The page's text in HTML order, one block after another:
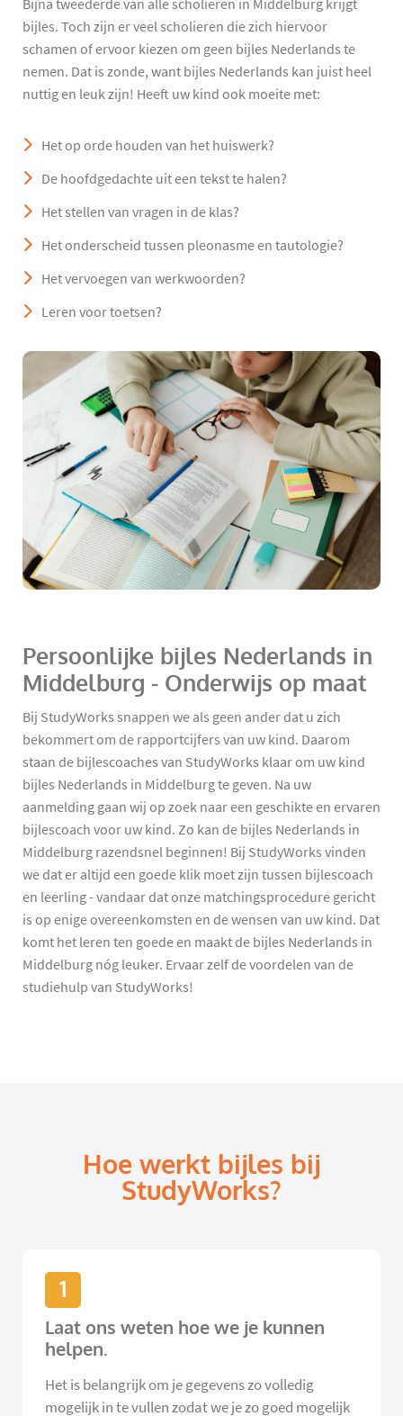
Bijna tweederde van alle scholieren in Middelburg krijgt
bijles. Toch zijn er veel scholieren die zich hiervoor
schamen of ervoor kiezen om geen bijles Nederlands te
nemen. Dat is zonde, want bijles Nederlands kan juist heel
nuttig en leuk zijn! Heeft uw kind ook moeite met:
Het op orde houden van het huiswerk?
De hoofdgedachte uit een tekst te halen?
Het stellen van vragen in de klas?
Het onderscheid tussen pleonasme en tautologie?
Het vervoegen van werkwoorden?
Leren voor toetsen?
Persoonlijke bijles Nederlands in
Middelburg - Onderwijs op maat
Bij StudyWorks snappen we als geen ander dat u zich
bekommert om de rapportcijfers van uw kind. Daarom
staan de bijlescoaches van StudyWorks klaar om uw kind
bijles Nederlands in Middelburg te geven. Na uw
aanmelding gaan wij op zoek naar een geschikte en ervaren
bijlescoach voor uw kind. Zo kan de bijles Nederlands in
Middelburg razendsnel beginnen! Bij StudyWorks vinden
we dat er altijd een goede klik moet zijn tussen bijlescoach
en leerling - vandaar dat onze matchingsprocedure gericht
is op enige overeenkomsten en de wensen van uw kind. Dat
komt het leren ten goede en maakt de bijles Nederlands in
Middelburg nóg leuker. Ervaar zelf de voordelen van de
studiehulp van StudyWorks!
Hoe werkt bijles bij
StudyWorks?
1
Laat ons weten hoe we je kunnen
helpen.
Het is belangrijk om je gegevens zo volledig
mogelijk in te vullen zodat we je zo goed mogelijk